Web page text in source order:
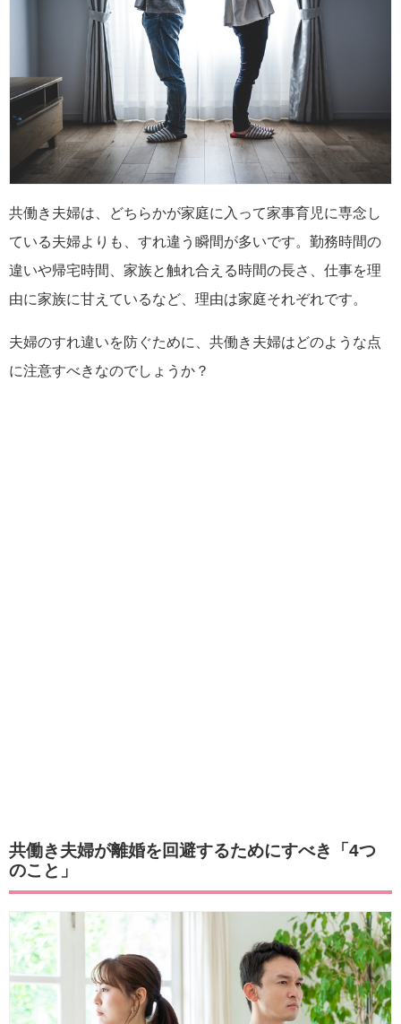
共働き夫婦は、どちらかが家庭に入って家事育児に専念し
ている夫婦よりも、すれ違う瞬間が多いです。勤務時間の
違いや帰宅時間、家族と触れ合える時間の長さ、仕事を理
由に家族に甘えているなど、理由は家庭それぞれです。
夫婦のすれ違いを防ぐために、共働き夫婦はどのような点
に注意すべきなのでしょうか？
共働き夫婦が離婚を回避するためにすべき「4つ
のこと」